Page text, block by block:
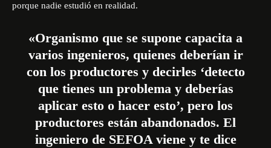
porque nadie estudió en realidad.
«Organismo que se supone capacita a
varios ingenieros, quienes deberían ir
con los productores y decirles ‘detecto
que tienes un problema y deberías
aplicar esto o hacer esto’, pero los
productores están abandonados. El
ingeniero de SEFOA viene y te dice